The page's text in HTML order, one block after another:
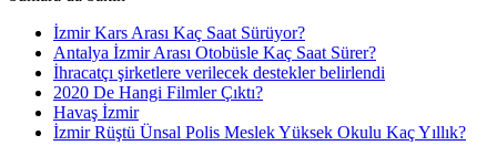
İzmir Kars Arası Kaç Saat Sürüyor?
Antalya İzmir Arası Otobüsle Kaç Saat Sürer?
İhracatçı şirketlere verilecek destekler belirlendi
2020 De Hangi Filmler Çıktı?
Havaş İzmir
İzmir Rüştü Ünsal Polis Meslek Yüksek Okulu Kaç Yıllık?